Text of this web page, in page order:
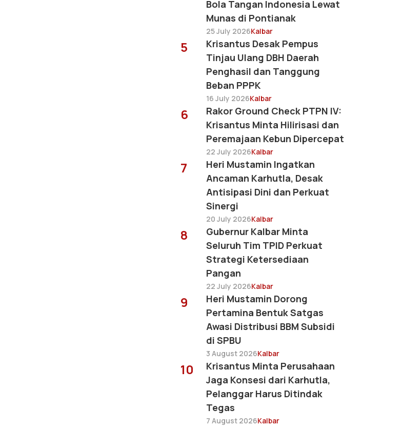
Bola Tangan Indonesia Lewat
Munas di Pontianak
25 July 2026Kalbar
5
Krisantus Desak Pempus
Tinjau Ulang DBH Daerah
Penghasil dan Tanggung
Beban PPPK
16 July 2026Kalbar
6
Rakor Ground Check PTPN IV:
Krisantus Minta Hilirisasi dan
Peremajaan Kebun Dipercepat
22 July 2026Kalbar
7
Heri Mustamin Ingatkan
Ancaman Karhutla, Desak
Antisipasi Dini dan Perkuat
Sinergi
20 July 2026Kalbar
8
Gubernur Kalbar Minta
Seluruh Tim TPID Perkuat
Strategi Ketersediaan
Pangan
22 July 2026Kalbar
9
Heri Mustamin Dorong
Pertamina Bentuk Satgas
Awasi Distribusi BBM Subsidi
di SPBU
3 August 2026Kalbar
10
Krisantus Minta Perusahaan
Jaga Konsesi dari Karhutla,
Pelanggar Harus Ditindak
Tegas
7 August 2026Kalbar